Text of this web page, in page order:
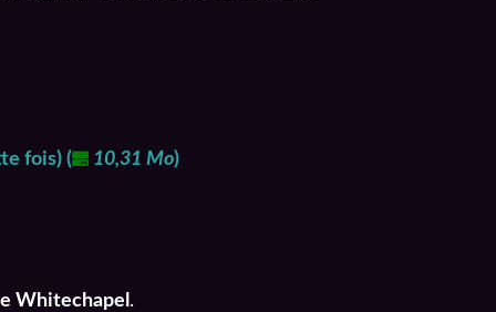
fois) ( 10,31 Mo)
Whitechapel .